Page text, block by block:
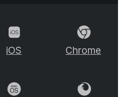
iOS Chrome